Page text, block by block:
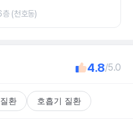
(천호동)
4.8/5.0
환 호흡기 질환